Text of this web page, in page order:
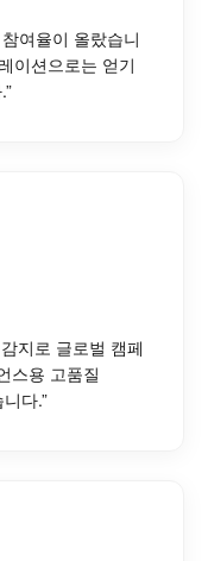
여율이 올랐습니
이션으로는 얻기
지로 글로벌 캠페
스용 고품질
다.”